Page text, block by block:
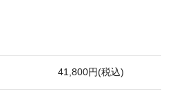
41,800円(税込)